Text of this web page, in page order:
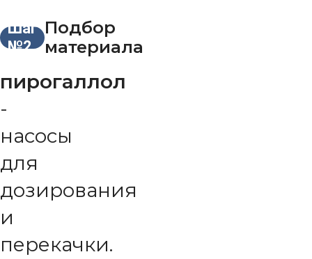
Шаг
№2
Подбор
материала
пирогаллол
-
насосы
для
дозирования
и
перекачки.